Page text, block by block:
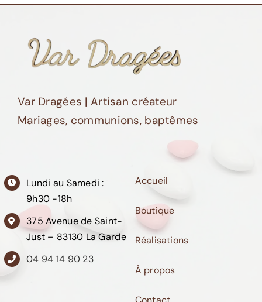
Var Dragées | Artisan créateur
Mariages, communions, baptêmes
Lundi au Samedi :
9h30 -18h
375 Avenue de Saint-
Just – 83130 La Garde
04 94 14 90 23
Accueil
Boutique
Réalisations
À propos